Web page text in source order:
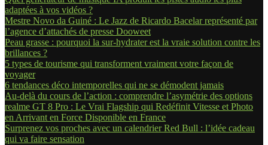
adaptées à vos vidéos ?
Mestre Novo da Guiné : Le Jazz de Ricardo Bacelar représenté par
l’agence d’attachés de presse Dooweet
Peau grasse : pourquoi la sur-hydrater est la vraie solution contre les
brillances ?
5 types de tourisme qui transforment vraiment votre façon de
voyager
6 tendances déco intemporelles qui ne se démodent jamais
Au-delà du cours de l’action : comprendre l’asymétrie des options
realme GT 8 Pro : Le Vrai Flagship qui Redéfinit Vitesse et Photo
en Arrivant en Force Disponible en France
Surprenez vos proches avec un calendrier Red Bull : l’idée cadeau
qui va faire sensation